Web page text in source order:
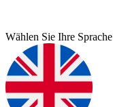
Wählen Sie Ihre Sprache